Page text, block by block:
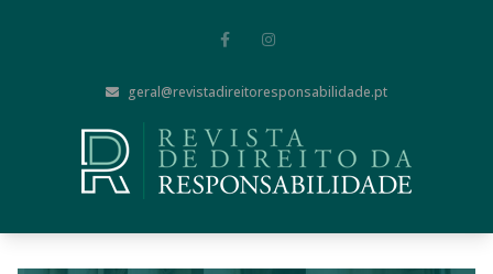
geral@revistadireitoresponsabilidade.pt